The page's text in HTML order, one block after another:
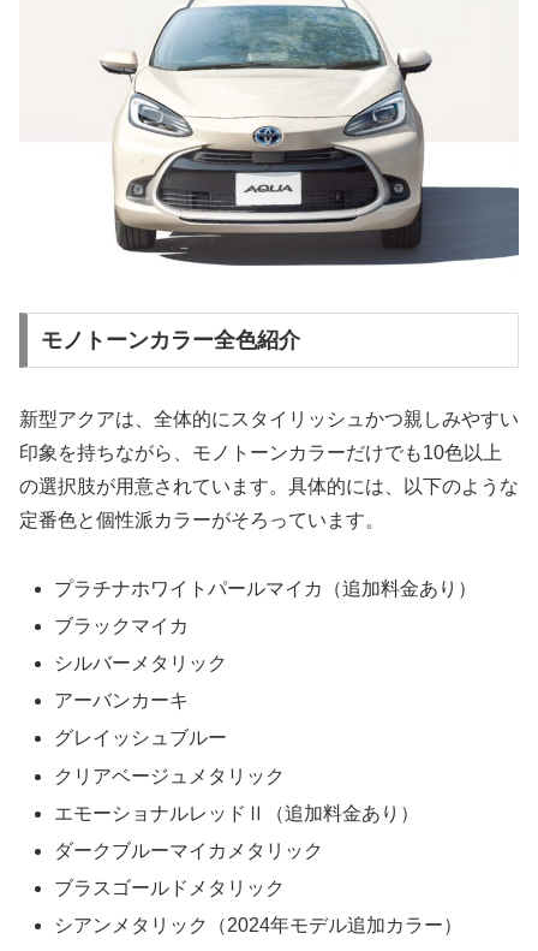
モノトーンカラー全色紹介
新型アクアは、全体的にスタイリッシュかつ親しみやすい
印象を持ちながら、モノトーンカラーだけでも10色以上
の選択肢が用意されています。具体的には、以下のような
定番色と個性派カラーがそろっています。
プラチナホワイトパールマイカ（追加料金あり）
ブラックマイカ
シルバーメタリック
アーバンカーキ
グレイッシュブルー
クリアベージュメタリック
エモーショナルレッドⅡ（追加料金あり）
ダークブルーマイカメタリック
ブラスゴールドメタリック
シアンメタリック（2024年モデル追加カラー）